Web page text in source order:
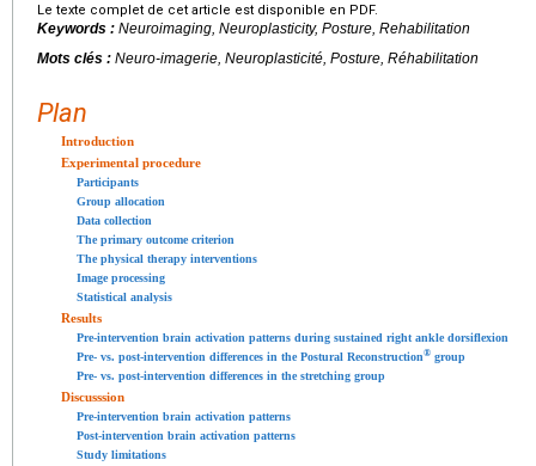
Le texte complet de cet article est disponible en PDF.
Keywords : Neuroimaging, Neuroplasticity, Posture, Rehabilitation
Mots clés : Neuro-imagerie, Neuroplasticité, Posture, Réhabilitation
Plan
Introduction
Experimental procedure
Participants
Group allocation
Data collection
The primary outcome criterion
The physical therapy interventions
Image processing
Statistical analysis
Results
Pre-intervention brain activation patterns during sustained right ankle dorsiflexion
Pre- vs. post-intervention differences in the Postural Reconstruction® group
Pre- vs. post-intervention differences in the stretching group
Discusssion
Pre-intervention brain activation patterns
Post-intervention brain activation patterns
Study limitations